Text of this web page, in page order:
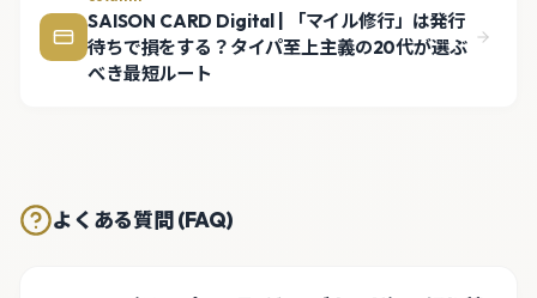
SAISON CARD Digital | 「マイル修行」は発行
待ちで損をする？タイパ至上主義の20代が選ぶ
べき最短ルート
よくある質問 (FAQ)